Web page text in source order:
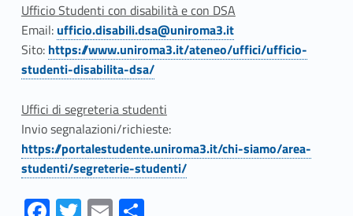
b
i
l
i
t
à
Ufficio Studenti con disabilità e con DSA
Email:ufficio.disabili.dsa@uniroma3.it
Sito: https://www.uniroma3.it/ateneo/uffici/ufficio-
studenti-disabilita-dsa/
Uffici di segreteria studenti
Invio segnalazioni/richieste:
https://portalestudente.uniroma3.it/chi-siamo/area-
studenti/segreterie-studenti/